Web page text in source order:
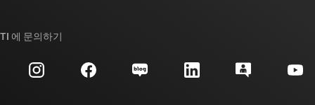
투자 관계
대체품 검색
고객 지원 센터
TI 에 문의하기